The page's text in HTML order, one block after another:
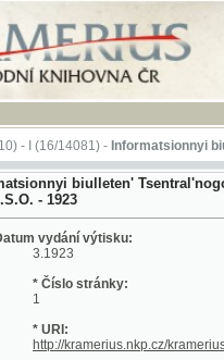
I(16/14081) -Informatsionnyi biulleten'
biulleten' Tsentral'nogo
- 1923
vydání výtisku:
* Číslo stránky:
* URI: